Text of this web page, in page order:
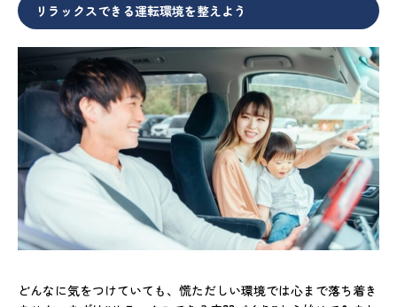
リラックスできる運転環境を整えよう
どんなに気をつけていても、慌ただしい環境では心まで落ち着き